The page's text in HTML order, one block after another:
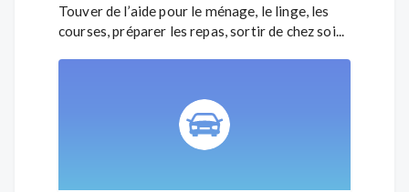
Touver de l’aide pour le ménage, le linge, les
courses, préparer les repas, sortir de chez soi...